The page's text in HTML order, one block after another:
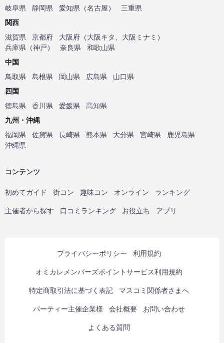
岐阜県
静岡県 愛知県 （名古屋）
三重県
関西
滋賀県
京都府 大阪府 （大阪キタ 大阪ミナミ ）
兵庫県 （神戸） 奈良県
和歌山県
中国
鳥取県
島根県 岡山県 広島県
山口県
四国
徳島県
香川県 愛媛県
高知県
九州・沖縄
福岡県
佐賀県 長崎県 熊本県 大分県 宮崎県
鹿児島県
沖縄県
コンテンツ
初めてガイド 街コン 趣味コン オンライン ランキング
主催者から探す 口コミランキング お役立ち アプリ
プライバシーポリシー 利用規約
オミカレメンバーズポイントサービス利用規約
特定商取引法に基づく表記 マスコミ関係者さまへ
パーティー主催企業様 会社概要 お問い合わせ
よくある質問